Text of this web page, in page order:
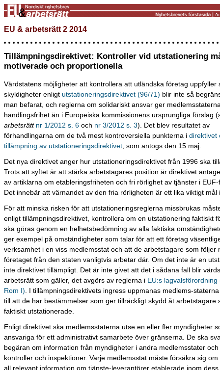
EU & arbetsrätt 2 2014
Tillämpningsdirektivet: Kontroller vid utstationering
motiverade och proportionella
Värdstatens möjligheter att kontrollera att utländska företag uppfyller
skyldigheter enligt utstationeringsdirektivet (96/71) blir inte så
man befarat, och reglerna om solidariskt ansvar ger
handlingsfrihet än i Europeiska kommissionens ursprungliga förslag
arbetsrätt nr 1/2012 s. 6 och nr 3/2012 s. 3). Det blev resultatet av
förhandlingarna om de två mest kontroversiella punkterna i direktivet
tillämpning av utstationeringsdirektivet , som antogs den 15 maj.
Det nya direktivet anger hur utstationeringsdirektivet från 1996 ska
Trots att syftet är att stärka arbetstagares position är direktivet
av artiklarna om etableringsfriheten och fri rörlighet av tjänster i
Det innebär att värnandet av den fria rörligheten är ett lika viktigt mål
För att minska risken för att utstationeringsreglerna missbrukas
enligt tillämpningsdirektivet, kontrollera om en utstationering faktiskt
ska göras genom en helhetsbedömning av alla faktiska
ger exempel på omständigheter som talar för att ett företag
verksamhet i en viss medlemsstat och att de arbetstagare som följer
företaget från den staten vanligtvis arbetar där. Om det inte är en
inte direktivet tillämpligt. Det är inte givet att det i sådana fall blir
arbetsrätt som gäller, det avgörs av reglerna i EU:s
Rom I) . I tillämpningsdirektivets ingress uppmanas medlems-
till att de har bestämmelser som ger tillräckligt skydd åt arbetstagare
faktiskt utstationerade.
Enligt direktivet ska medlemsstaterna utse en eller fler myndigheter
ansvariga för ett administrativt samarbete över gränserna. De ska
begäran om information från myndigheter i andra medlemsstater
kontroller och inspektioner. Varje medlemsstat måste försäkra sig
all relevant information om tjänste-leverantörer etablerade inom